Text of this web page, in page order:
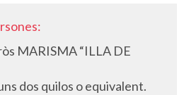
MARISMA “ILLA DE
dos quilos o equivalent.